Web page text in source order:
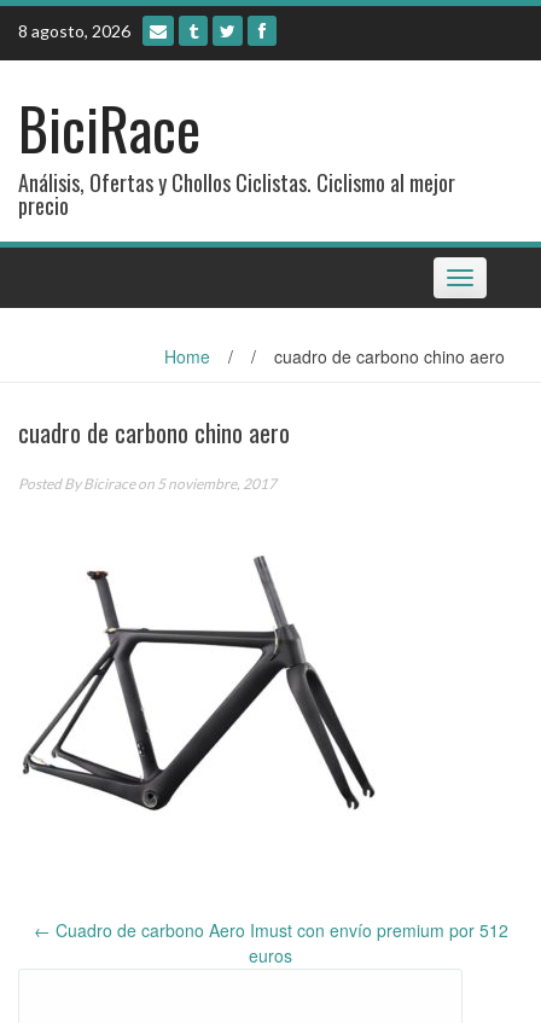
Skip
content
8 agosto, 2026
BiciRace
Análisis, Ofertas y Chollos Ciclistas. Ciclismo al mejor
precio
Toggle
navigation
Home / / cuadro de carbono chino aero
cuadro de carbono chino aero
Posted ByBiciraceon 5 noviembre, 2017
navigation
← Cuadro de carbono Aero Imust con envío premium por 512
euros